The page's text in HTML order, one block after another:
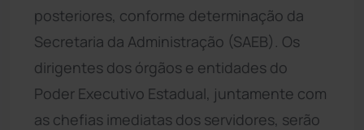
posteriores, conforme determinação da
Secretaria da Administração (SAEB). Os
dirigentes dos órgãos e entidades do
Poder Executivo Estadual, juntamente com
as chefias imediatas dos servidores, serão